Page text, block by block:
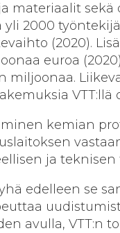
materiaalit sekä
2000
(2020).
euroa
VTT:llä
kemian
ja
edelleen se
avulla, VTT:n